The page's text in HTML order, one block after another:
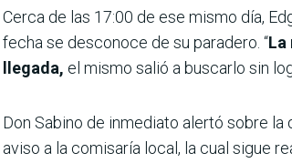
Cerca de las 17:00 de ese mismo día,
fecha se desconoce de su paradero. “La
llegada, el mismo salió a buscarlo sin
Don Sabino de inmediato alertó sobre
aviso a la comisaría local, la cual sigue